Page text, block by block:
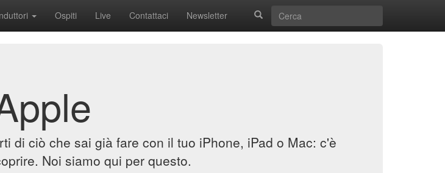
Ospiti Live Contattaci Newsletter
di ciò che sai già fare con il tuo iPhone, iPad o Mac: c'è
Noi siamo qui per questo.